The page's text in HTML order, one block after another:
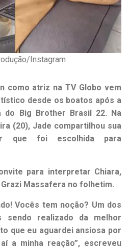
Instagram
como atriz na TV Globo vem
desde os boatos após a
do Big Brother Brasil 22. Na
(20), Jade compartilhou sua
que foi escolhida para
para interpretar Chiara,
Massafera no folhetim.
Vocês tem noção? Um dos
sendo realizado da melhor
que eu aguardei ansiosa por
a minha reação”, escreveu